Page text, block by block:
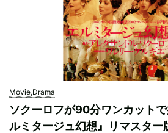
Movie,Drama
ソクーロフが90分ワンカット
ルミタージュ幻想』リマスター